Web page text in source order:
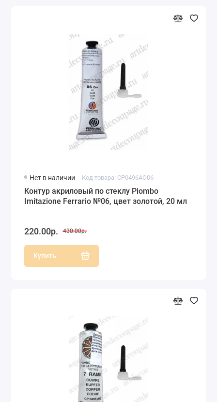
Нет в наличии Код товара: CP0496AO06
Контур акриловый по стеклу Piombo
Imitazione Ferrario №06, цвет золотой, 20 мл
220.00р. 430.00р.
Купить